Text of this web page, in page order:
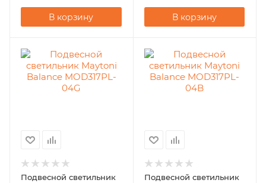
В корзину В корзину
Подвесной светильник
Подвесной светильник